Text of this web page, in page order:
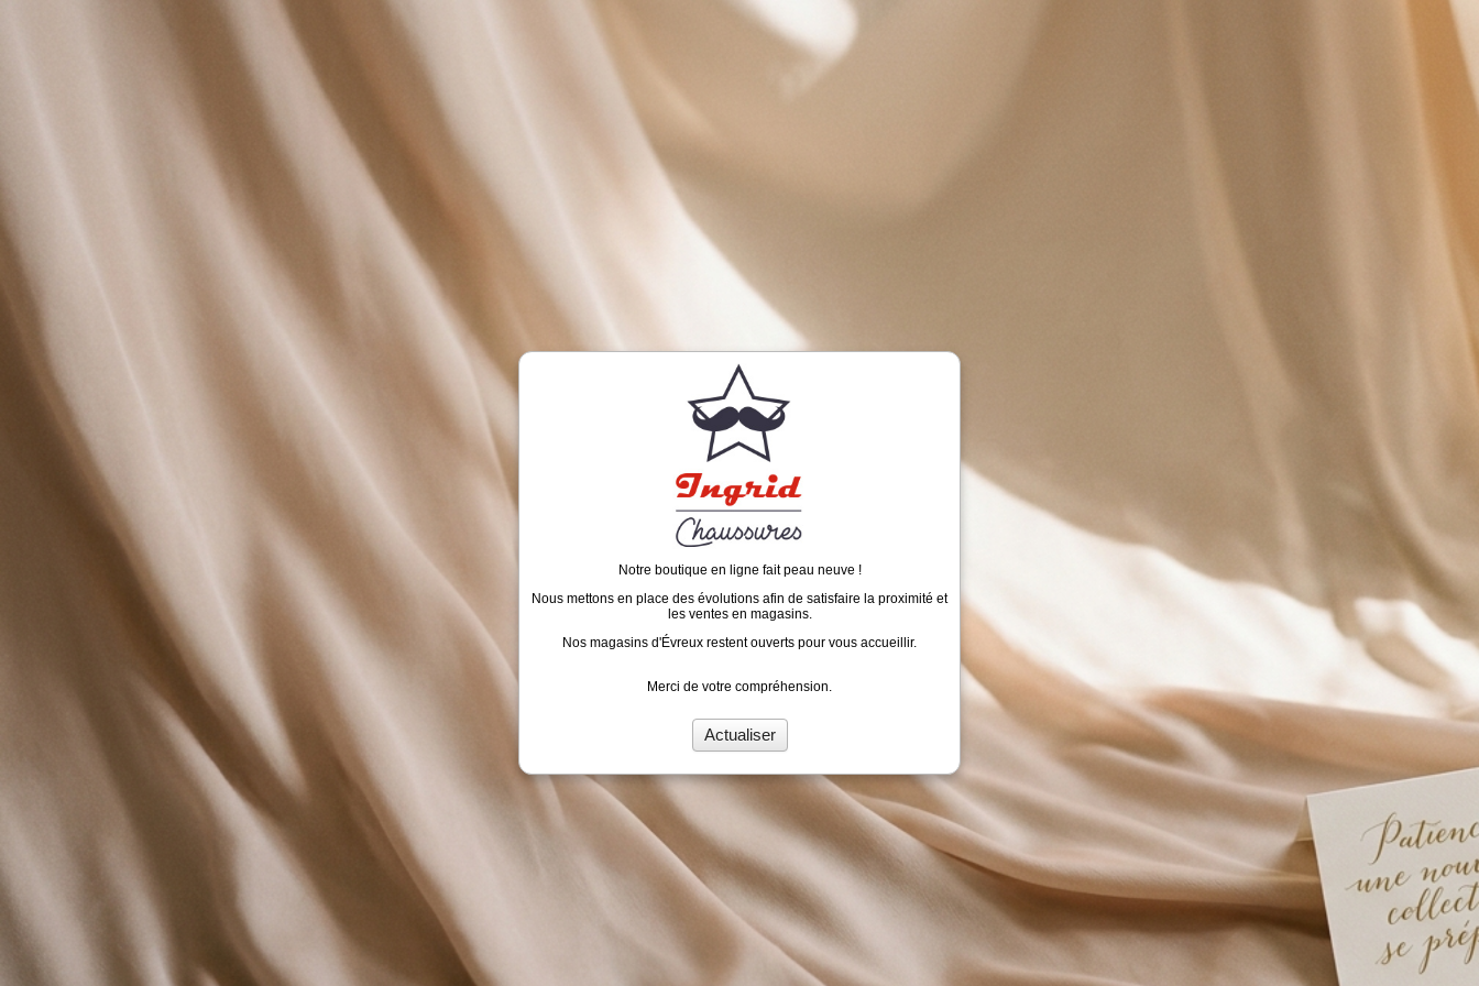
Notre boutique en ligne fait peau neuve !
Nous mettons en place des évolutions afin de satisfaire la proximité et
les ventes en magasins.
Nos magasins d'Évreux restent ouverts pour vous accueillir.
Merci de votre compréhension.
Actualiser